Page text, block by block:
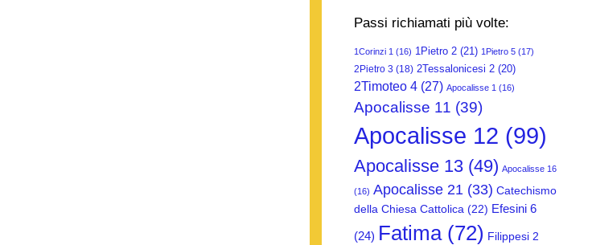
Passi richiamati più volte:
1Corinzi 1 (16) 1Pietro 2 (21) 1Pietro 5 (17)
2Pietro 3 (18) 2Tessalonicesi 2 (20)
2Timoteo 4 (27) Apocalisse 1 (16)
Apocalisse 11 (39)
Apocalisse 12 (99)
Apocalisse 13 (49) Apocalisse 16
(16) Apocalisse 21 (33) Catechismo
della Chiesa Cattolica (22) Efesini 6
(24) Fatima (72) Filippesi 2